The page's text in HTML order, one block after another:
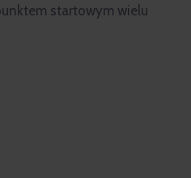
startowym wielu